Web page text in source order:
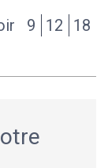
9 12 18